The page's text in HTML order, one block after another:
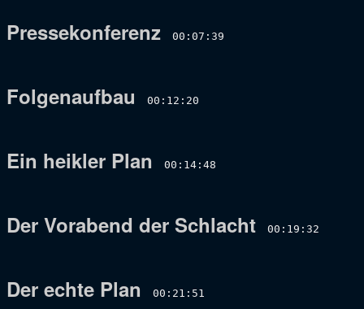
Pressekonferenz 00:07:39
Folgenaufbau 00:12:20
Ein heikler Plan 00:14:48
Der Vorabend der Schlacht 00:19:32
Der echte Plan 00:21:51